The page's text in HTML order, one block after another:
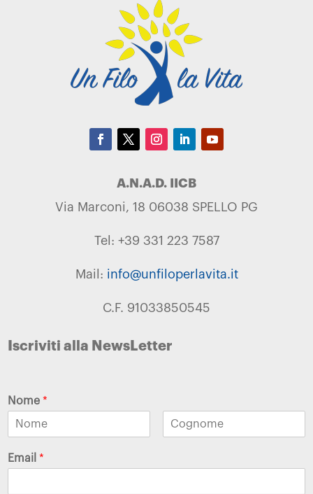
A.N.A.D. IICB
Via Marconi, 18 06038 SPELLO PG
Tel: +39 331 223 7587
Mail: info@unfiloperlavita.it
C.F. 91033850545
Iscriviti alla NewsLetter
Nome*
Email*